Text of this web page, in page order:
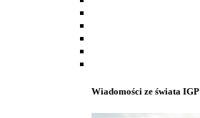
Wiadomości ze świata IGP